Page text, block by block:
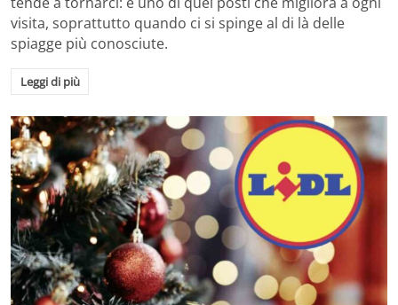
visita, soprattutto quando ci si spinge al di là delle
spiagge più conosciute.
Leggi di più